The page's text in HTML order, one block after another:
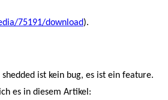
75191/download).
shedded ist kein bug, es ist ein feature.
es in diesem Artikel: